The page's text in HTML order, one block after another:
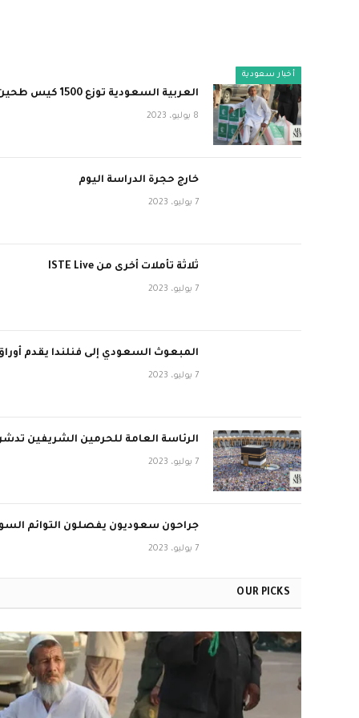
أخبار سعودية
العربية السعودية توزع 1500 كيس طحين في مقاطعة هرات بأفغانستان
8 يوليو، 2023
خارج حجرة الدراسة اليوم
7 يوليو، 2023
ثلاثة تأملات أخرى من ISTE Live
7 يوليو، 2023
المبعوث السعودي إلى فنلندا يقدم
7 يوليو، 2023
الرئاسة العامة للحرمين الشريفين
7 يوليو، 2023
جراحون سعوديون يفصلون التوائم
7 يوليو، 2023
OUR PICKS